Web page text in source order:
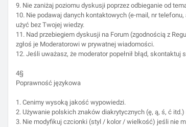
9. Nie zaniżaj poziomu dyskusji poprzez odbieganie od
10. Nie podawaj danych kontaktowych (e-mail, nr
użyć bez Twojej wiedzy.
11. Nad przebiegiem dyskusji na Forum (zgodnością z
zgłoś je Moderatorowi w prywatnej wiadomości.
12. Jeśli uważasz, że moderator popełnił błąd, skontaktuj
4§
Poprawność językowa
1. Cenimy wysoką jakość wypowiedzi.
2. Używanie polskich znaków diakrytycznych (ę, ą, ś, ć
3. Nie modyfikuj czcionki (styl / kolor / wielkość) jeśli nie